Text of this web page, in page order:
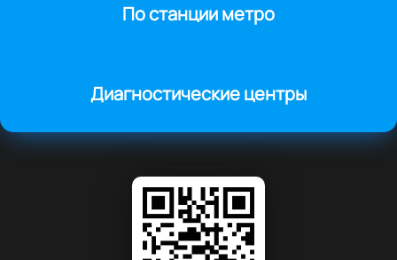
По станции метро
Диагностические центры